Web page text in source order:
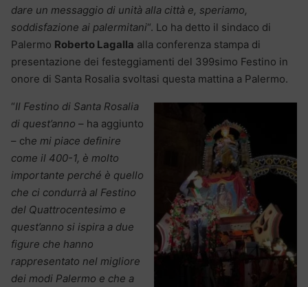
dare un messaggio di unità alla città e, speriamo,
soddisfazione ai palermitani“. Lo ha detto il sindaco di
Palermo Roberto Lagalla alla conferenza stampa di
presentazione dei festeggiamenti del 399simo Festino in
onore di Santa Rosalia svoltasi questa mattina a Palermo.
“Il Festino di Santa Rosalia
di quest’anno – ha aggiunto
– che mi piace definire
come il 400-1, è molto
importante perché è quello
che ci condurrà al Festino
del Quattrocentesimo e
quest’anno si ispira a due
figure che hanno
rappresentato nel migliore
dei modi Palermo e che a